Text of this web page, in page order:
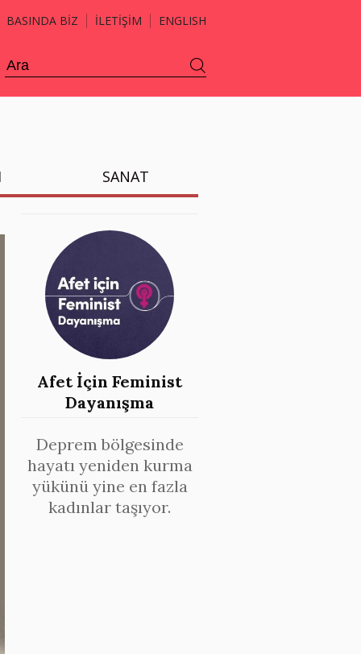
BASINDA BİZ İLETİŞİM ENGLISH
SANAT
Afet İçin Feminist
Dayanışma
Deprem bölgesinde
hayatı yeniden kurma
yükünü yine en fazla
kadınlar taşıyor.